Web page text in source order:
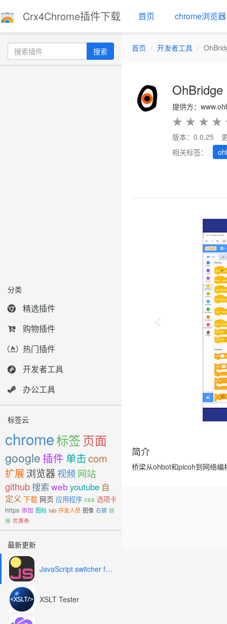
Crx4Chrome插件下载 首页 chrome浏览器
搜索
分类
精选插件
购物插件
热门插件
开发者工具
办公工具
标签云
chrome标签页面
google 插件 单击com
扩展浏览器 视频网站
github搜索web youtube 自
定义 下载 网页 应用程序 css 选项卡
https 添加 图标 tab 开发人员 图像 右键 链
接 优惠券
最新更新
JavaScript switcher for SEO and development
XSLT Tester
首页 开发者工具
OhBridge
提供方：
★ ★ ★ ★
版本：0.0.25
相关标签：
简介
桥梁从ohbot和picoh到网络编